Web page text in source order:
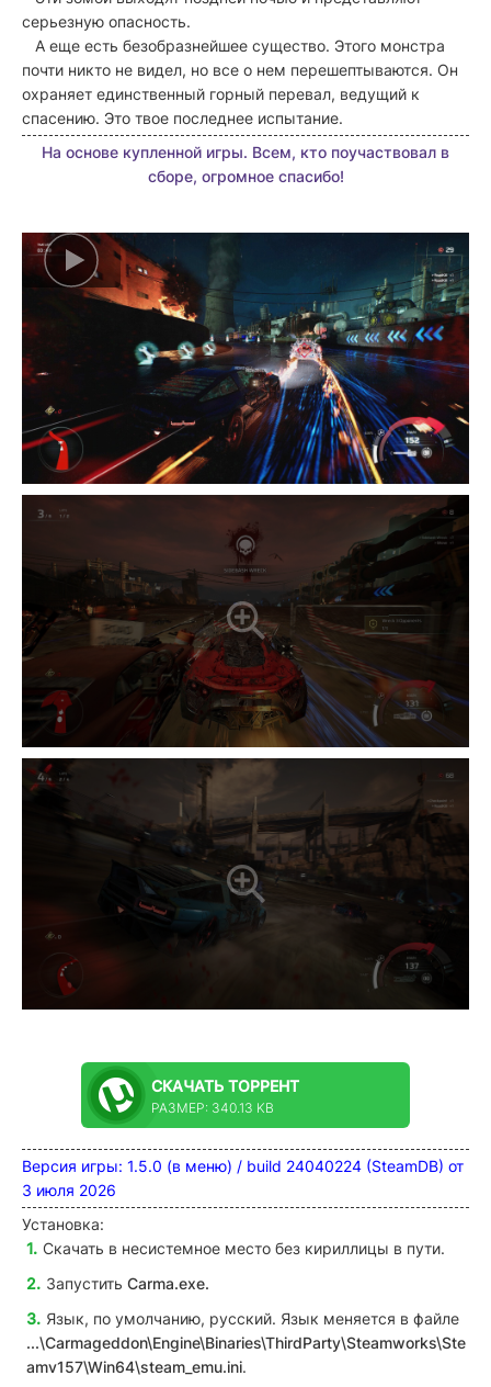
серьезную опасность.
А еще есть безобразнейшее существо. Этого монстра
почти никто не видел, но все о нем перешептываются. Он
охраняет единственный горный перевал, ведущий к
спасению. Это твое последнее испытание.
На основе купленной игры. Всем, кто поучаствовал в
сборе, огромное спасибо!
СКАЧАТЬ ТОРРЕНТ
РАЗМЕР: 340.13 KB
Версия игры: 1.5.0 (в меню) / build 24040224 (SteamDB) от
3 июля 2026
Установка:
Скачать в несистемное место без кириллицы в пути.
Запустить Carma.exe.
Язык, по умолчанию, русский. Язык меняется в файле
...\Carmageddon\Engine\Binaries\ThirdParty\Steamworks\Ste
amv157\Win64\steam_emu.ini.